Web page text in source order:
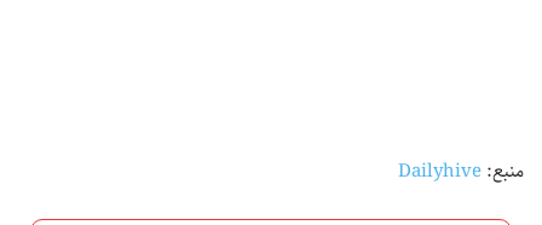
منبع:Dailyhive